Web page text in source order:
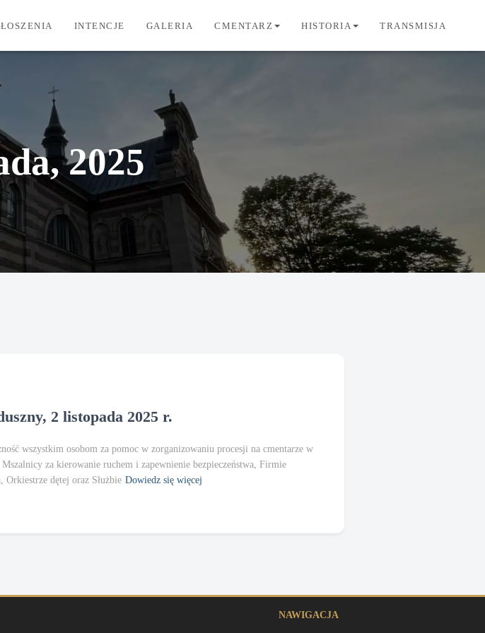
INTENCJE GALERIA CMENTARZ HISTORIA TRANSMISJA
2025
2 listopada 2025 r.
wszystkim osobom za pomoc w zorganizowaniu procesji na cmentarze w
za kierowanie ruchem i zapewnienie bezpieczeństwa, Firmie
Orkiestrze dętej oraz Służbie Dowiedz się więcej
NAWIGACJA